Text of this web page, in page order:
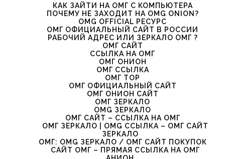
КАК ЗАЙТИ НА ОМГ С КОМПЬЮТЕРА
ПОЧЕМУ НЕ ЗАХОДИТ НА OMG ONION?
OMG OFFICIAL РЕСУРС
ОМГ ОФИЦИАЛЬНЫЙ САЙТ В РОССИИ
РАБОЧИЙ АДРЕС ИЛИ ЗЕРКАЛО ОМГ ?
ОМГ САЙТ
ССЫЛКА НА ОМГ
ОМГ ОНИОН
ОМГ ССЫЛКА
ОМГ ТОР
ОМГ ОФИЦИАЛЬНЫЙ САЙТ
ОМГ ОНИОН САЙТ
ОМГ ЗЕРКАЛО
OMG ЗЕРКАЛО
ОМГ САЙТ – ССЫЛКА НА ОМГ
ОМГ ЗЕРКАЛО | OMG ССЫЛКА – ОМГ САЙТ
ЗЕРКАЛО
ОМГ: OMG ЗЕРКАЛО / ОМГ САЙТ ПОКУПОК
САЙТ ОМГ – ПРЯМАЯ ССЫЛКА НА ОМГ